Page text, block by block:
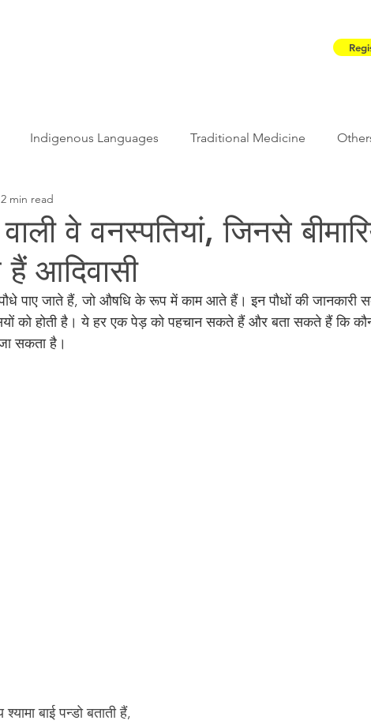
Indigenous Languages Traditional Medicine
women Tribal
Tribal History
Adivasi Heroes
वे वनस्पतियां, जिनसे
आदिवासी
2 min read
पाए जाते हैं, जो औषधि के रूप में काम आते हैं। इन पौधों की जानकारी
को होती है। ये हर एक पेड़ को पहचान सकते हैं और बता सकते हैं कि
सकता है।
बाई पन्डो बताती हैं,